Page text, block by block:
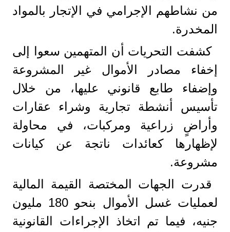
من نشاطهم الإجرامي في الإتجار بالمواد
المخدرة.
كشفت التحريات أن المتهمين سعوا إلى
إخفاء مصادر الأموال غير المشروعة
وإضفاء طابع قانوني عليها، من خلال
تأسيس أنشطة تجارية وشراء عقارات
وأراضٍ زراعية ومركبات، في محاولة
لإظهارها كعائدات ناتجة عن كيانات
مشروعة.
قدرت الجهات المختصة القيمة المالية
لعمليات غسل الأموال بنحو 180 مليون
جنيه، فيما تم اتخاذ الإجراءات القانونية